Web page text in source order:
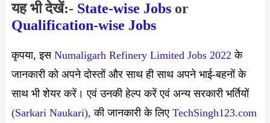
यह भी देखें:- State-wise Jobs or
Qualification-wise Jobs
कृपया, इस Numaligarh Refinery Limited Jobs 2022 के
जानकारी को अपने दोस्तों और साथ ही साथ अपने भाई-बहनों के
साथ भी शेयर करें। एवं उनकी हेल्प करें एवं अन्य सरकारी भर्तियों
(Sarkari Naukari),की जानकारी के लिए TechSingh123.com